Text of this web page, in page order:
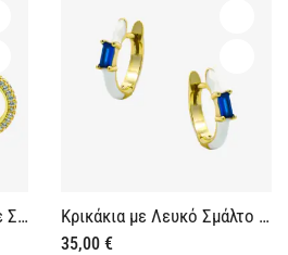
Κρικάκια Διπλής Όψης με Σμάλτο και Ζιργκόν Κρικάκια με Λευκό Σμάλτο και Μπλε Πέτρα
35,00 €